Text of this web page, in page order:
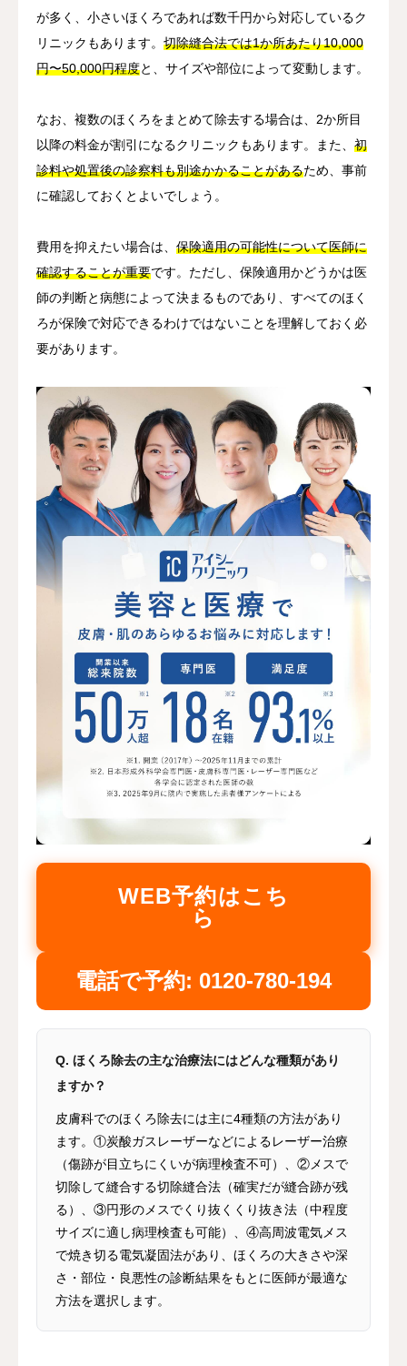
が多く、小さいほくろであれば数千円から対応しているク
リニックもあります。 切除縫合法では1か所あたり10,000
円〜50,000円程度と、サイズや部位によって変動します。
なお、複数のほくろをまとめて除去する場合は、2か所目
以降の料金が割引になるクリニックもあります。また、 初
診料や処置後の診察料も別途かかることがあるため、事前
に確認しておくとよいでしょう。
費用を抑えたい場合は、 保険適用の可能性について医師に
確認することが重要です。ただし、保険適用かどうかは医
師の判断と病態によって決まるものであり、すべてのほく
ろが保険で対応できるわけではないことを理解しておく必
要があります。
WEB予約はこち
ら
電話で予約: 0120-780-194
Q. ほくろ除去の主な治療法にはどんな種類があり
ますか？
皮膚科でのほくろ除去には主に4種類の方法があり
ます。①炭酸ガスレーザーなどによるレーザー治療
（傷跡が目立ちにくいが病理検査不可）、②メスで
切除して縫合する切除縫合法（確実だが縫合跡が残
る）、③円形のメスでくり抜くくり抜き法（中程度
サイズに適し病理検査も可能）、④高周波電気メス
で焼き切る電気凝固法があり、ほくろの大きさや深
さ・部位・良悪性の診断結果をもとに医師が最適な
方法を選択します。